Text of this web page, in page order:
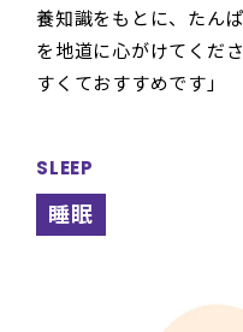
養知識をもとに、たん
を地道に心がけてくだ
すくておすすめです」
SLEEP
睡眠